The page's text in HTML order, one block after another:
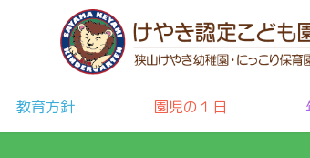
教育方針 園児の１日